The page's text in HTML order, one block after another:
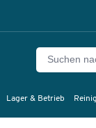
Lager & Betrieb